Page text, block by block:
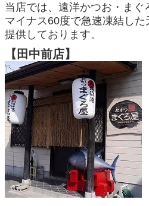
当店では、遠洋かつお・ま
マイナス60度で急速凍結し
提供しております。
【田中前店】